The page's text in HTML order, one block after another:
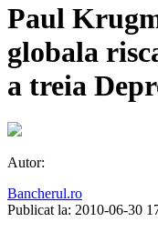
Paul
globala
a treia
Autor:
Bancherul.ro
Publicat la: 2010-06-30